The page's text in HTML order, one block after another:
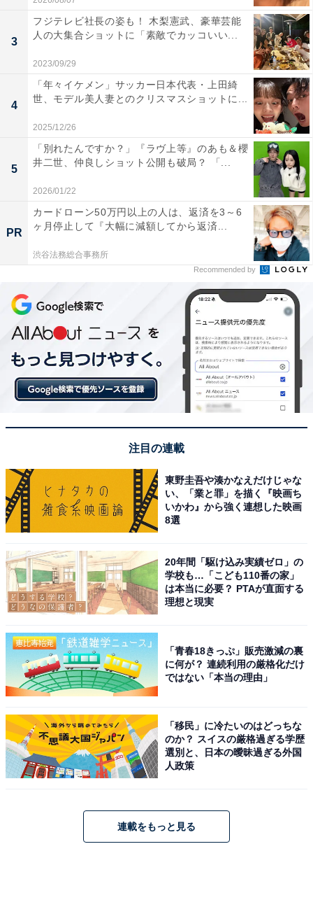
3
フジテレビ社長の姿も！ 木梨憲武、豪華芸能
人の大集合ショットに「素敵でカッコいい...
2023/09/29
4
「年々イケメン」サッカー日本代表・上田綺
世、モデル美人妻とのクリスマスショットに...
2025/12/26
5
「別れたんですか？」『ラヴ上等』のあも＆櫻
井二世、仲良しショット公開も破局？ 「...
2026/01/22
PR
カードローン50万円以上の人は、返済を3～6
ヶ月停止して『大幅に減額してから返済...
渋谷法務総合事務所
Recommended by
注目の連載
東野圭吾や湊かなえだけじゃな
い、「業と罪」を描く『映画ち
いかわ』から強く連想した映画
8選
20年間「駆け込み実績ゼロ」の
学校も…「こども110番の家」
は本当に必要？ PTAが直面する
理想と現実
「青春18きっぷ」販売激減の裏
に何が？ 連続利用の厳格化だけ
ではない「本当の理由」
「移民」に冷たいのはどっちな
のか？ スイスの厳格過ぎる学歴
選別と、日本の曖昧過ぎる外国
人政策
連載をもっと見る